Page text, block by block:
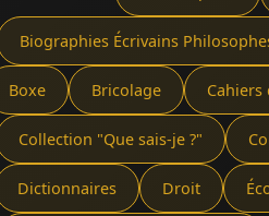
Biographies Écrivains
Boxe Bricolage Cahiers
Collection "Que sais-je ?"
Dictionnaires Droit